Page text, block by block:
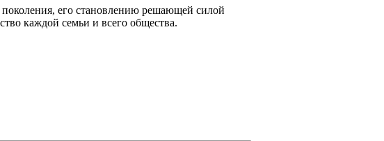
его становлению решающей силой
каждой семьи и всего общества.